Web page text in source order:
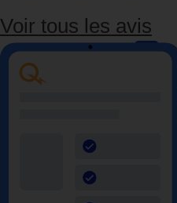
Voir tous les avis